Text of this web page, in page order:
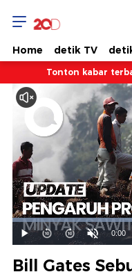
Home detik TV
Tonton kabar
Mainkan
Suara
Hidup
Waktu
0:00
Dimuat:
60.11%
Bill Gates